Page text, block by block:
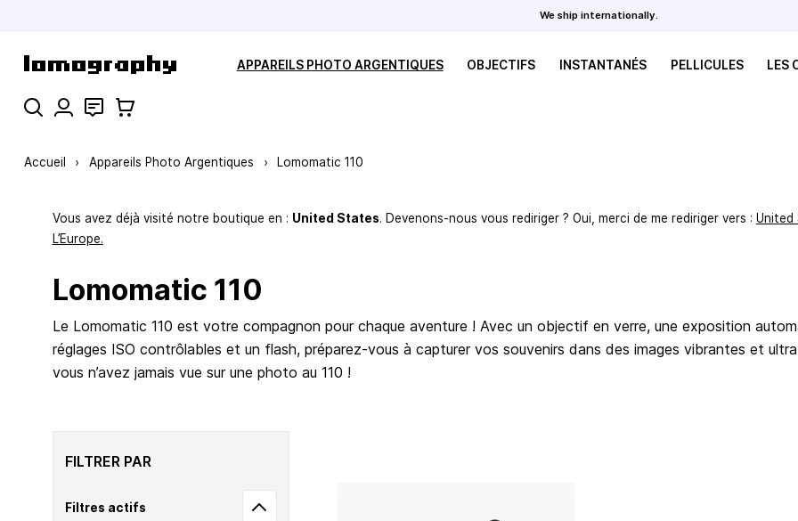
We ship internationally.
APPAREILS PHOTO ARGENTIQUES OBJECTIFS INSTANTANÉS PELLICULES LES
RechercherContact
Panier
Accueil › Appareils Photo Argentiques › Lomomatic 110
Vous avez déjà visité notre boutique en : United States. Devenons-nous vous rediriger ? Oui, merci de me rediriger vers : United
L’Europe.
Lomomatic 110
Le Lomomatic 110 est votre compagnon pour chaque aventure ! Avec un objectif en verre, une exposition
réglages ISO contrôlables et un flash, préparez-vous à capturer vos souvenirs dans des images vibrantes et
vous n’avez jamais vue sur une photo au 110 !
FILTRER PAR
Filtres actifs